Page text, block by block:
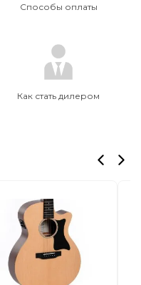
Способы оплаты
Как стать дилером